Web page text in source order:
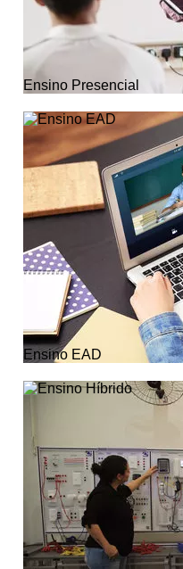
Ensino Presencial
Ensino EAD